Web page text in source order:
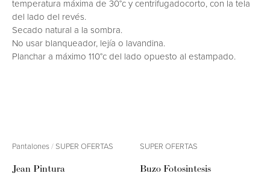
temperatura máxima de 30°c y centrifugadocorto, con la tela
del lado del revés.
Secado natural a la sombra.
No usar blanqueador, lejía o lavandina.
Planchar a máximo 110°c del lado opuesto al estampado.
Pantalones/SUPER OFERTAS
Jean Pintura
SUPER OFERTAS
Buzo Fotosintesis